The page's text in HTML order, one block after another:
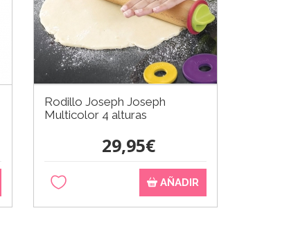
Rodillo Joseph Joseph
Multicolor 4 alturas
29,95€
AÑADIR